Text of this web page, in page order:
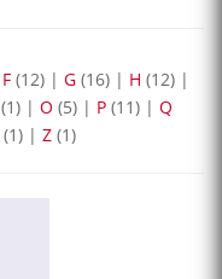
F (12) | G (16) | H (12) |
(1) | O (5) | P (11) | Q
(1) | Z (1)